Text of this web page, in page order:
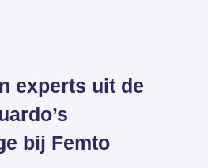
SIEMENS
PORTFOLIO
Simcenter
Femap
SOFTWARE
ENABLEMENT
Training
experts uit de
bij Femto